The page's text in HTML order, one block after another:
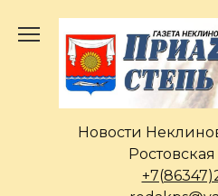
содержанию
Новости
Ростовская